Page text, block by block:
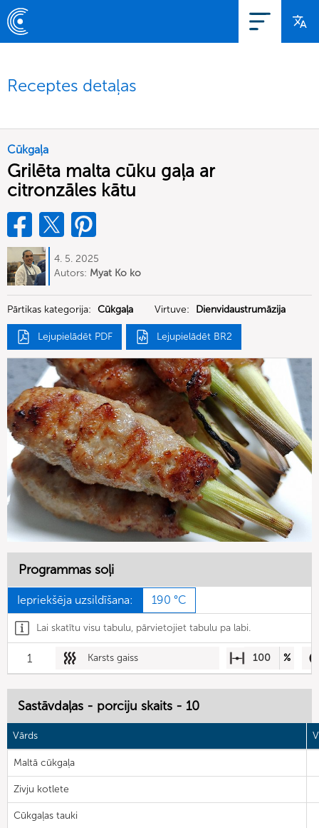
Receptes detaļas
Cūkgaļa
Grilēta malta cūku gaļa ar
citronzāles kātu
4. 5. 2025
Autors: Myat Ko ko
Pārtikas kategorija: Cūkgaļa Virtuve: Dienvidaustrumāzija
Lejupielādēt PDF Lejupielādēt BR2
Programmas soļi
Iepriekšēja uzsildīšana: 190 °C
Lai skatītu visu tabulu, pārvietojiet tabulu pa labi.
1 Karsts gaiss 100 %
Sastāvdaļas - porciju skaits - 10
Vārds
Maltā cūkgaļa
Zivju kotlete
Cūkgaļas tauki